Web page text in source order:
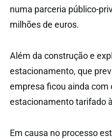
numa parceria público-
milhões de euros.
Além da construção e
estacionamento, que
empresa ficou ainda com
estacionamento tarifado
Em causa no processo